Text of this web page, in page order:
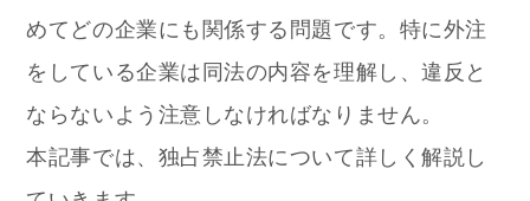
めてどの企業にも関係する問題です。特に外注
をしている企業は同法の内容を理解し、違反と
ならないよう注意しなければなりません。
本記事では、独占禁止法について詳しく解説し